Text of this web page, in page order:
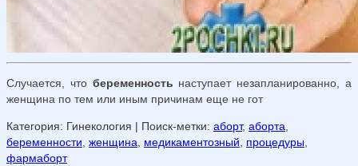
Случается, что беременность наступает незапланированно, а
женщина по тем или иным причинам еще не гот
Категория: Гинекология | Поиск-метки: аборт, аборта
беременности женщина медикаментозный процедуры
фармаборт